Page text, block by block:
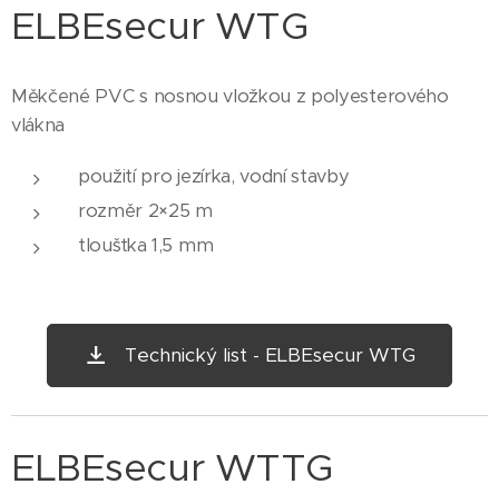
ELBEsecur WTG
Měkčené PVC s nosnou vložkou z polyesterového
vlákna
použití pro jezírka, vodní stavby
rozměr 2×25 m
tloušťka 1,5 mm
Technický list - ELBEsecur WTG
ELBEsecur WTTG